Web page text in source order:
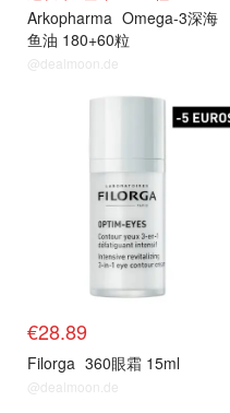
Arkopharma Omega-3深海
鱼油 180+60粒
@dealmoon.de
€28.89
Filorga 360眼霜 15ml
@dealmoon.de